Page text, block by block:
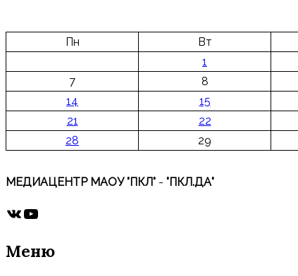
Пн
Вт
1
7
8
14
15
21
22
28
29
МЕДИАЦЕНТР МАОУ "ПКЛ" - "ПКЛ.ДА"
ВКонтакте
YouTube
Меню